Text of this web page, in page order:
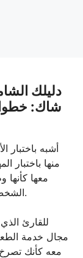
دليلك
شاك:
منها باختبار
معها
الشخص الذي دخل فعلاً بحماس حقيقي تجاه البرغر.
للقارئ
مجال خدمة
معه كأنك